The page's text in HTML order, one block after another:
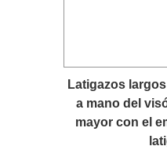
Latigazos
a mano del
mayor con el